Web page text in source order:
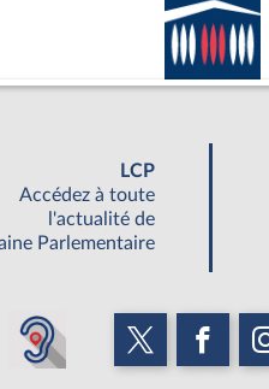
LCP
Accédez à toute
l'actualité de
Parlementaire